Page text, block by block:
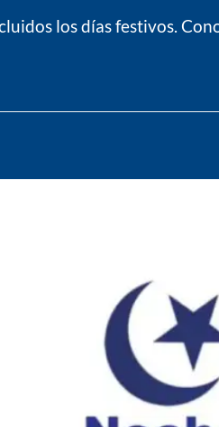
los días festivos.